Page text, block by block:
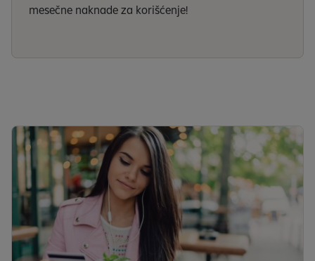
mesečne naknade za korišćenje!